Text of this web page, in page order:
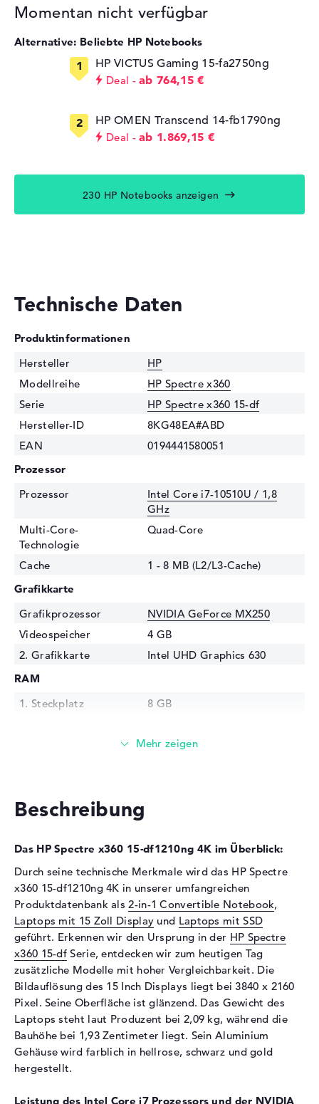
Momentan nicht verfügbar
Alternative: Beliebte HP Notebooks
HP VICTUS Gaming 15-fa2750ng
Deal ab 764,15 €
HP OMEN Transcend 14-fb1790ng
Deal ab 1.869,15 €
230 HP Notebooks anzeigen
Technische Daten
Produktinformationen
Hersteller
HP
Modellreihe
HP Spectre x360
Serie
HP Spectre x360 15-df
Hersteller-ID
8KG48EA#ABD
EAN
0194441580051
Prozessor
Prozessor
Intel Core i7-10510U / 1,8
GHz
Multi-Core-
Technologie
Quad-Core
Cache
1 - 8 MB (L2/L3-Cache)
Grafikkarte
Grafikprozessor
NVIDIA GeForce MX250
Videospeicher
4 GB
2. Grafikkarte
Intel UHD Graphics 630
RAM
1. Steckplatz
8 GB
16 GB
Festplatte
Schnittstelle
PCIe
2. Festplatte
32 GB SSD
Schnittstelle (2.
Festplatte)
Intel Optane Speicher
Optische Speicher
Laufwerks-Typ
ohne Laufwerk
Display
Display-Typ
15,6" TFT
Max. Auflösung
3840 x 2160
Auflösungstyp
4K UHD
Besonderheiten
Glass NBT, AMOLED-Display
Beschreibung
Das HP Spectre x360 15-df1210ng 4K im Überblick:
Durch seine technische Merkmale wird das HP Spectre
x360 15-df1210ng 4K in unserer umfangreichen
Produktdatenbank als2-in-1 Convertible Notebook,
Laptops mit 15 Zoll Display und Laptops mit SSD
geführt. Erkennen wir den Ursprung in der HP Spectre
x360 15-df Serie, entdecken wir zum heutigen Tag
zusätzliche Modelle mit hoher Vergleichbarkeit. Die
Bildauflösung des 15 Inch Displays liegt bei 3840 x 2160
Pixel. Seine Oberfläche ist glänzend. Das Gewicht des
Laptops steht laut Produzent bei 2,09 kg, während die
Bauhöhe bei 1,93 Zentimeter liegt. Sein Aluminium
Gehäuse wird farblich in hellrose, schwarz und gold
hergestellt.
Leistung des Intel Core i7 Prozessors und der NVIDIA